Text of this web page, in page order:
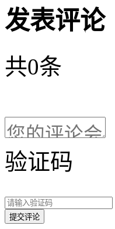
发表评论
共0条
验证码